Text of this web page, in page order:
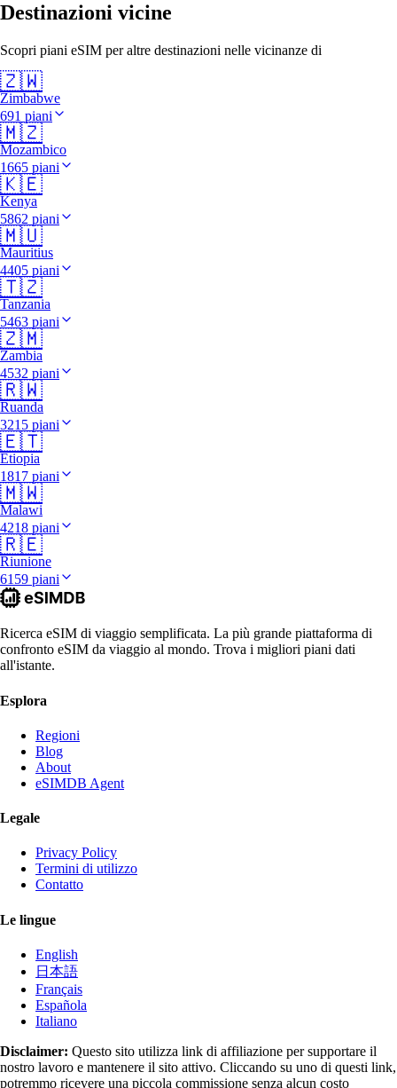
Destinazioni vicine
Scopri piani eSIM per altre destinazioni nelle vicinanze di
🇿🇼
Zimbabwe
691 piani
🇲🇿
Mozambico
1665 piani
🇰🇪
Kenya
5862 piani
🇲🇺
Mauritius
4405 piani
🇹🇿
Tanzania
5463 piani
🇿🇲
Zambia
4532 piani
🇷🇼
Ruanda
3215 piani
🇪🇹
Etiopia
1817 piani
🇲🇼
Malawi
4218 piani
🇷🇪
Riunione
6159 piani
Ricerca eSIM di viaggio semplificata. La più grande piattaforma di
confronto eSIM da viaggio al mondo. Trova i migliori piani dati
all'istante.
Esplora
Regioni
Blog
About
eSIMDB Agent
Legale
Privacy Policy
Termini di utilizzo
Contatto
Le lingue
English
日本語
Français
Española
Italiano
Disclaimer: Questo sito utilizza link di affiliazione per supportare il
nostro lavoro e mantenere il sito attivo. Cliccando su uno di questi link,
potremmo ricevere una piccola commissione senza alcun costo